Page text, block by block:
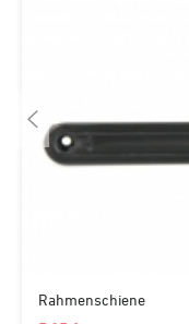
Rahmenschiene